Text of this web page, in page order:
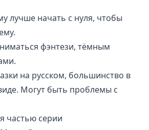
лучше начать с нуля, чтобы
фэнтези, тёмным
на русском, большинство в
Могут быть проблемы с
частью серии